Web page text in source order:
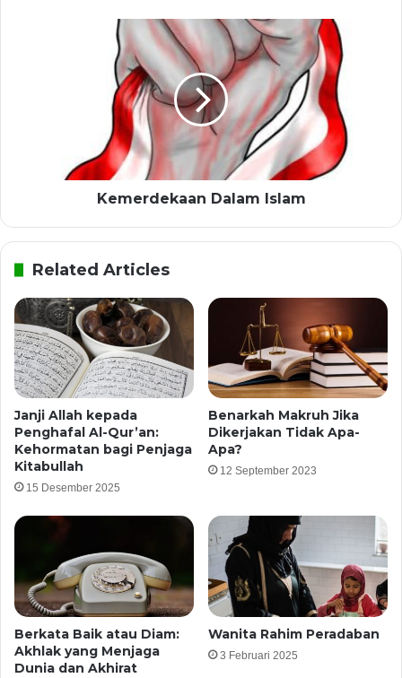
Kemerdekaan Dalam Islam
Related Articles
Janji Allah kepada
Penghafal Al-Qur’an:
Kehormatan bagi Penjaga
Kitabullah
15 Desember 2025
Benarkah Makruh Jika
Dikerjakan Tidak Apa-
Apa?
12 September 2023
Berkata Baik atau Diam:
Akhlak yang Menjaga
Dunia dan Akhirat
Wanita Rahim Peradaban
3 Februari 2025